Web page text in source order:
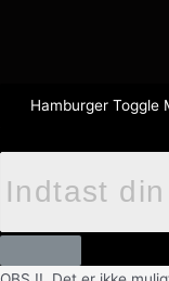
Hamburger Toggle